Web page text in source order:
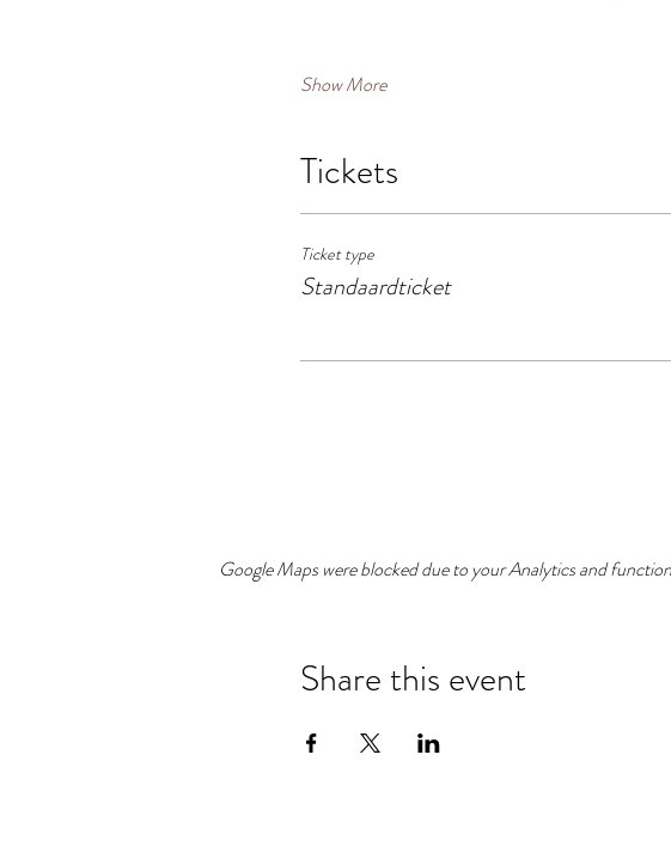
Show More
Tickets
Ticket type
Standaardticket
Google Maps were blocked due to your Analytics and
Share this event